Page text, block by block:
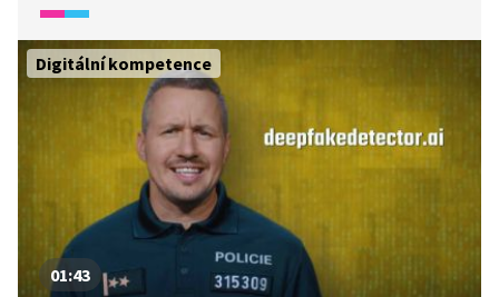
pokud politická strana vede tzv. negativní kampaň?
Digitální kompetence
01:43